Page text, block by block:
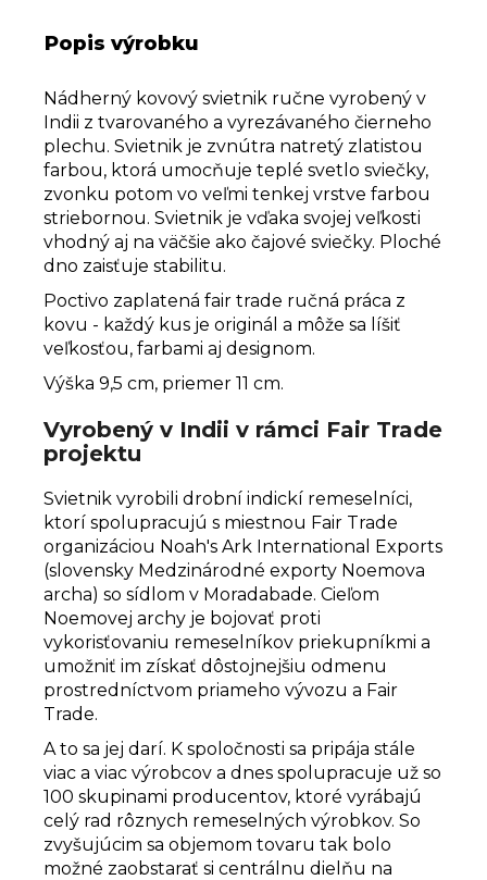
Popis výrobku
Nádherný kovový svietnik ručne vyrobený v
Indii z tvarovaného a vyrezávaného čierneho
plechu. Svietnik je zvnútra natretý zlatistou
farbou, ktorá umocňuje teplé svetlo sviečky,
zvonku potom vo veľmi tenkej vrstve farbou
striebornou. Svietnik je vďaka svojej veľkosti
vhodný aj na väčšie ako čajové sviečky. Ploché
dno zaisťuje stabilitu.
Poctivo zaplatená fair trade ručná práca z
kovu - každý kus je originál a môže sa líšiť
veľkosťou, farbami aj designom.
Výška 9,5 cm, priemer 11 cm.
Vyrobený v Indii v rámci Fair Trade
projektu
Svietnik vyrobili drobní indickí remeselníci,
ktorí spolupracujú s miestnou Fair Trade
organizáciou Noah's Ark International Exports
(slovensky Medzinárodné exporty Noemova
archa) so sídlom v Moradabade. Cieľom
Noemovej archy je bojovať proti
vykorisťovaniu remeselníkov priekupníkmi a
umožniť im získať dôstojnejšiu odmenu
prostredníctvom priameho vývozu a Fair
Trade.
A to sa jej darí. K spoločnosti sa pripája stále
viac a viac výrobcov a dnes spolupracuje už so
100 skupinami producentov, ktoré vyrábajú
celý rad rôznych remeselných výrobkov. So
zvyšujúcim sa objemom tovaru tak bolo
možné zaobstarať si centrálnu dielňu na